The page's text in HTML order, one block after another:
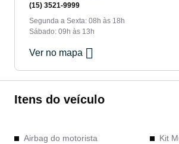
(15) 3521-9999
Segunda a Sexta: 08h às 18h
Sábado: 09h às 13h
Ver no mapa
Itens do veículo
Airbag do motorista Kit